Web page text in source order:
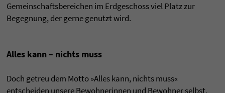
Gemeinschaftsbereichen im Erdgeschoss viel Platz zur
Begegnung, der gerne genutzt wird.
Alles kann – nichts muss
Doch getreu dem Motto »Alles kann, nichts muss«
entscheiden unsere Bewohnerinnen und Bewohner selbst,